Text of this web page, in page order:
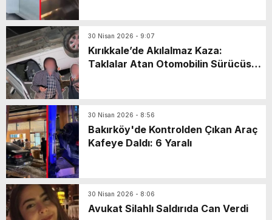
30 Nisan 2026 - 9:07
Kırıkkale’de Akılalmaz Kaza:
Taklalar Atan Otomobilin Sürücüsü
30 Nisan 2026 - 8:56
Bakırköy'de Kontrolden Çıkan Araç
Kafeye Daldı: 6 Yaralı
30 Nisan 2026 - 8:06
Avukat Silahlı Saldırıda Can Verdi